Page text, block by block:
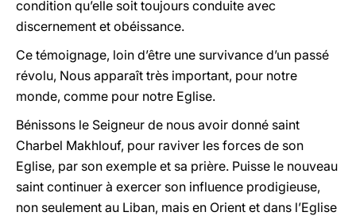
condition qu’elle soit toujours conduite avec
discernement et obéissance.
Ce témoignage, loin d’être une survivance d’un passé
révolu, Nous apparaît très important, pour notre
monde, comme pour notre Eglise.
Bénissons le Seigneur de nous avoir donné saint
Charbel Makhlouf, pour raviver les forces de son
Eglise, par son exemple et sa prière. Puisse le nouveau
saint continuer à exercer son influence prodigieuse,
non seulement au Liban, mais en Orient et dans l’Eglise